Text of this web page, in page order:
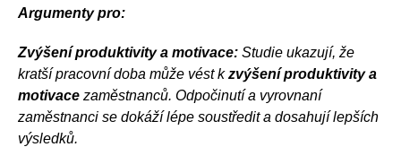
Argumenty pro:
Zvýšení produktivity a motivace: Studie ukazují, že
kratší pracovní doba může vést kzvýšení produktivity a
motivace zaměstnanců. Odpočinutí a vyrovnaní
zaměstnanci se dokážílépe soustředit a dosahují lepších
výsledků.